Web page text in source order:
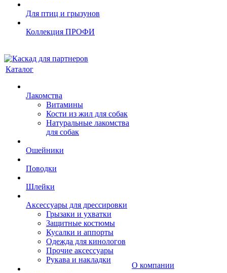
Для птиц и грызунов
Коллекция ПРОФИ
Каталог
Лакомства
Витамины
Кости из жил для собак
Натуральные лакомства
для собак
Ошейники
Поводки
Шлейки
Аксессуары для дрессировки
Грызаки и ухватки
Защитные костюмы
Кусалки и аппорты
Одежда для кинологов
Прочие аксессуары
Рукава и накладки
О компании